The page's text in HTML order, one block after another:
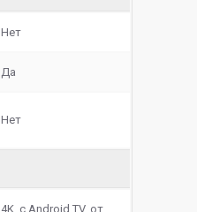
Нет
Да
Нет
4K, с Android TV, от